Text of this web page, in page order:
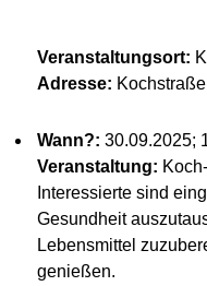
Veranstaltungsort:
Adresse:
Wann?: 30.09.2025;
Veranstaltung:
Interessierte sind
Gesundheit
Lebensmittel
genießen.